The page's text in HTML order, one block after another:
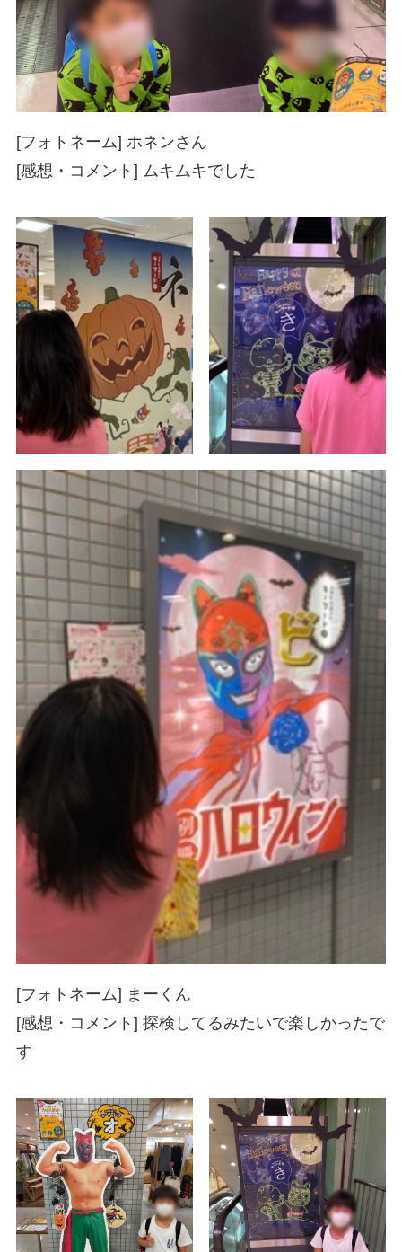
[フォトネーム] ホネンさん
[感想・コメント] ムキムキでした
[フォトネーム] まーくん
[感想・コメント] 探検してるみたいで楽しかったで
す